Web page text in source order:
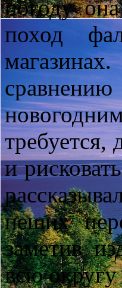
погоду
поход
и
пеших
заметив
всю